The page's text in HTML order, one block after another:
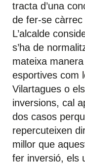
tracta d’una
de fer-se càrrec
L’alcalde
s’ha de
mateixa
esportives com
Vilartagues o
inversions, cal
dos casos
repercuteixen
millor que
fer inversió, els